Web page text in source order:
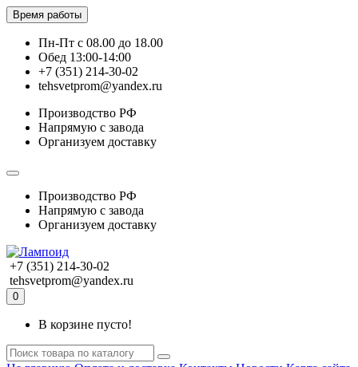
Время работы
Пн-Пт с 08.00 до 18.00
Обед 13:00-14:00
+7 (351) 214-30-02
tehsvetprom@yandex.ru
Производство РФ
Напрямую с завода
Организуем доставку
Производство РФ
Напрямую с завода
Организуем доставку
+7 (351) 214-30-02
tehsvetprom@yandex.ru
0
В корзине пусто!